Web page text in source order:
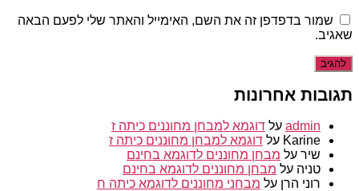
שמור בדפדפן זה את השם, האימייל והאתר שלי לפעם הבאה
שאגיב.
תגובות אחרונות
admin על דוגמא למבחן מחוננים כיתה ז
Karine על דוגמא למבחן מחוננים כיתה ז
שיר על מבחן מחוננים לדוגמא בחינם
טניה על מבחן מחוננים לדוגמא בחינם
רוני הרן על מבחני מחוננים לדוגמא כיתה ח